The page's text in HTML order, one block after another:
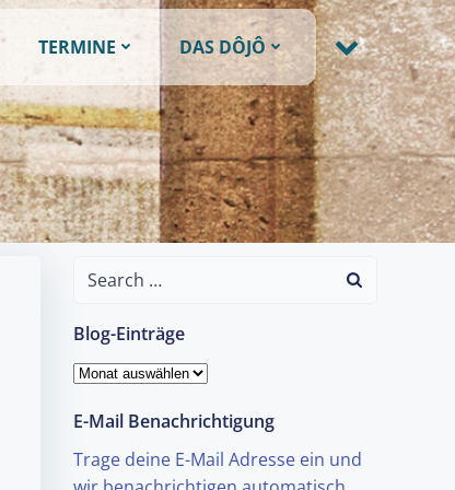
TERMINE DAS DÔJÔ
Search
Blog-Einträge
Blog-
E-Mail Benachrichtigung
Trage deine E-Mail Adresse ein und